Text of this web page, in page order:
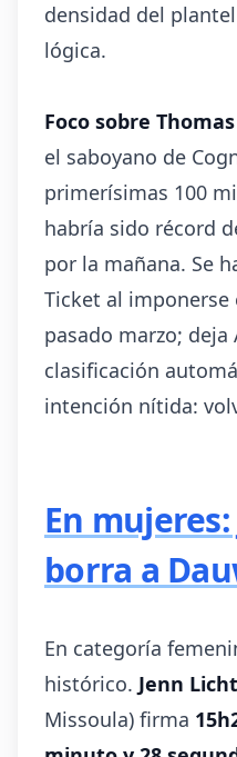
densidad del
lógica.
Foco sobre
el saboyano de
primerísimas 100
habría sido récord
por la mañana. Se
Ticket al imponerse
pasado marzo; deja
clasificación
intención nítida:
En
borra a
En categoría
histórico. Jenn
Missoula) firma